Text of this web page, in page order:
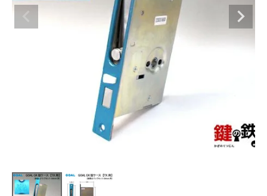
認知症対策